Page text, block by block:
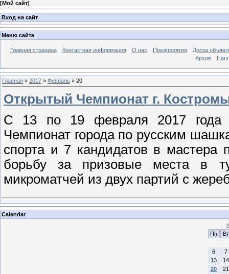
[Мой сайт]
Вход на сайт
Меню сайта
Главная страница Контактная информация О нас Предприятия
Доска
Архив
Главная » 2017 » Февраль » 20
Открытый Чемпионат г.
С 13 по 19 февраля 2017 года
Чемпионат города по русским
спорта и 7 кандидатов в мастера
борьбу за призовые места в
микроматчей из двух партий с
Calendar
«
Пн
Вт
6
7
13
14
20
21